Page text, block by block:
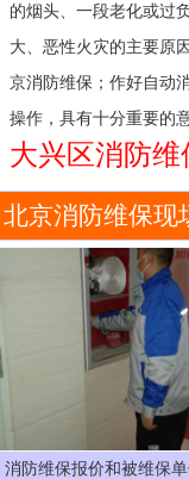
的烟头、一段老化或过
大、恶性火灾的主要原
京消防维保；作好自动
操作，具有十分重要的意
大兴区消防维
北京消防维保现
消防维保报价和被维保